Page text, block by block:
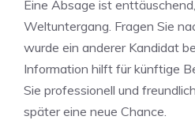
Eine Absage ist
Weltuntergang. Fragen Sie
wurde ein anderer Kandidat
Information hilft für künftige
Sie professionell und
später eine neue Chance.